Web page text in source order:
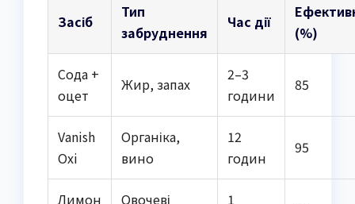
Засіб
Тип
забруднення
Час дії
(%)
Сода +
оцет
Жир, запах
2–3
години
85
Vanish
Oxi
Органіка,
вино
12
годин
95
Лимон
Овочеві
1